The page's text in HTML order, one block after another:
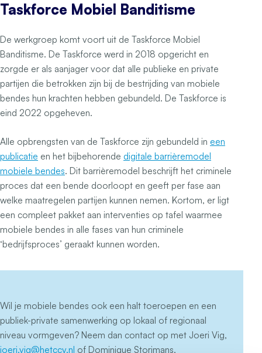
Taskforce Mobiel Banditisme
De werkgroep komt voort uit de Taskforce Mobiel
Banditisme. De Taskforce werd in 2018 opgericht en
zorgde er als aanjager voor dat alle publieke en private
partijen die betrokken zijn bij de bestrijding van mobiele
bendes hun krachten hebben gebundeld. De Taskforce is
eind 2022 opgeheven.
Alle opbrengsten van de Taskforce zijn gebundeld in een
publicatie en het bijbehorende digitale barrièremodel
mobiele bendes. Dit barrièremodel beschrijft het criminele
proces dat een bende doorloopt en geeft per fase aan
welke maatregelen partijen kunnen nemen. Kortom, er ligt
een compleet pakket aan interventies op tafel waarmee
mobiele bendes in alle fases van hun criminele
‘bedrijfsproces’ geraakt kunnen worden.
Wil je mobiele bendes ook een halt toeroepen en een
publiek-private samenwerking op lokaal of regionaal
niveau vormgeven? Neem dan contact op met Joeri Vig,
joeri.vig@hetccv.nl of Dominique Storimans,